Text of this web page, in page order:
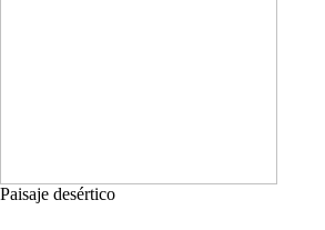
Paisaje desértico